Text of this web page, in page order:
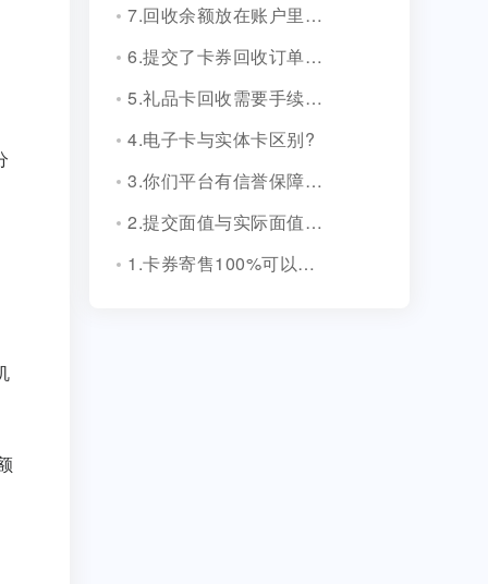
7.回收余额放在账户里安全吗？
6.提交了卡券回收订单，多久到账？
5.礼品卡回收需要手续费吗?
4.电子卡与实体卡区别?
3.你们平台有信誉保障吗？
2.提交面值与实际面值不一致，怎么办？
1.卡券寄售100%可以成功吗？